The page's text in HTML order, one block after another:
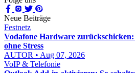
Neue Beiträge
Festnetz
Vodafone Hardware
ohne Stress
AUTOR • Aug 07, 2026
VoIP & Telefonie